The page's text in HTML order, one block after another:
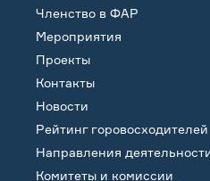
Членство в ФАР
Мероприятия
Проекты
Контакты
Новости
Рейтинг горовосходителей
Направления
Комитеты и комиссии